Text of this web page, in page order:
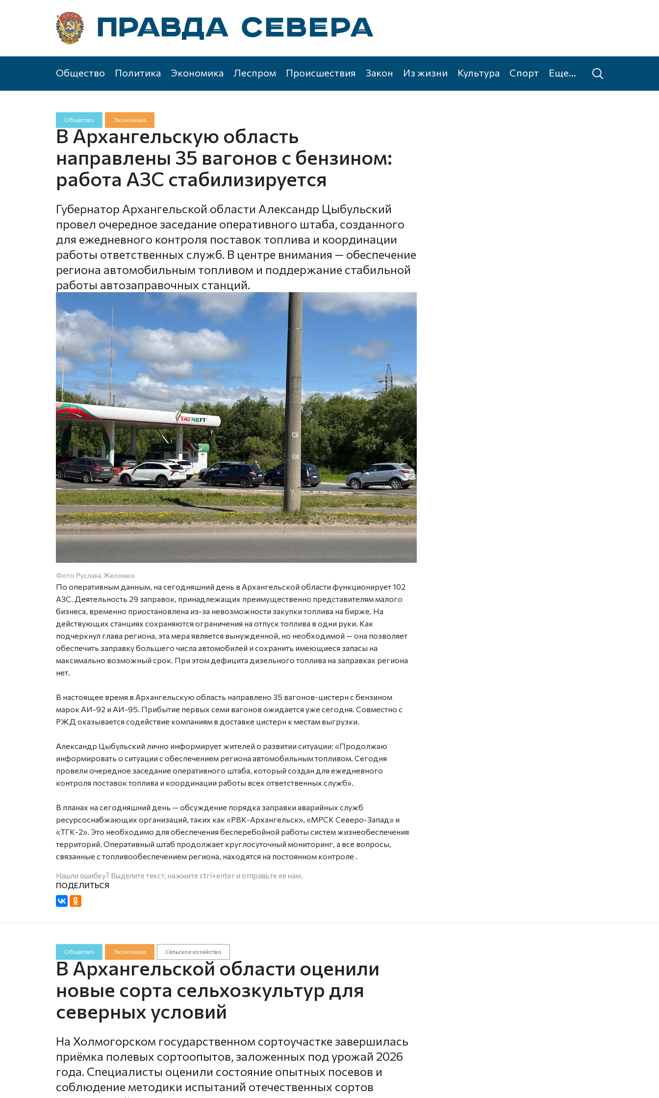
Общество Политика Экономика Леспром Происшествия Закон Из жизни Культура Спорт Еще...
Общество Экономика
В Архангельскую область
направлены 35 вагонов с бензином:
работа АЗС стабилизируется
Губернатор Архангельской области Александр Цыбульский
провел очередное заседание оперативного штаба, созданного
для ежедневного контроля поставок топлива и координации
работы ответственных служб. В центре внимания — обеспечение
региона автомобильным топливом и поддержание стабильной
работы автозаправочных станций.
Фото Руслана Желомко
По оперативным данным, на сегодняшний день в Архангельской области функционирует 102
АЗС. Деятельность 29 заправок, принадлежащих преимущественно представителям малого
бизнеса, временно приостановлена из-за невозможности закупки топлива на бирже. На
действующих станциях сохраняются ограничения на отпуск топлива в одни руки. Как
подчеркнул глава региона, эта мера является вынужденной, но необходимой — она позволяет
обеспечить заправку большего числа автомобилей и сохранить имеющиеся запасы на
максимально возможный срок. При этом дефицита дизельного топлива на заправках региона
нет.
В настоящее время в Архангельскую область направлено 35 вагонов-цистерн с бензином
марок АИ-92 и АИ-95. Прибытие первых семи вагонов ожидается уже сегодня. Совместно с
РЖД оказывается содействие компаниям в доставке цистерн к местам выгрузки.
Александр Цыбульский лично информирует жителей о развитии ситуации: «Продолжаю
информировать о ситуации с обеспечением региона автомобильным топливом. Сегодня
провели очередное заседание оперативного штаба, который создан для ежедневного
контроля поставок топлива и координации работы всех ответственных служб».
В планах на сегодняшний день — обсуждение порядка заправки аварийных служб
ресурсоснабжающих организаций, таких как «РВК-Архангельск», «МРСК Северо-Запад» и
«ТГК-2». Это необходимо для обеспечения бесперебойной работы систем жизнеобеспечения
территорий. Оперативный штаб продолжает круглосуточный мониторинг, а все вопросы,
связанные с топливообеспечением региона, находятся на постоянном контроле .
Нашли ошибку? Выделите текст, нажмите ctrl+enterи отправьте ее нам.
Общество Экономика Сельское хозяйство
В Архангельской области оценили
новые сорта сельхозкультур для
северных условий
На Холмогорском государственном сортоучастке завершилась
приёмка полевых сортоопытов, заложенных под урожай 2026
года. Специалисты оценили состояние опытных посевов и
соблюдение методики испытаний отечественных сортов